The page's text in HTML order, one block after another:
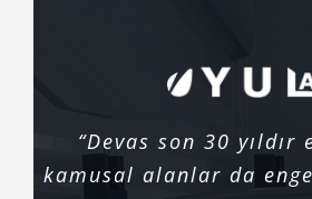
“Devas son 30 yıldır
kamusal alanlar da